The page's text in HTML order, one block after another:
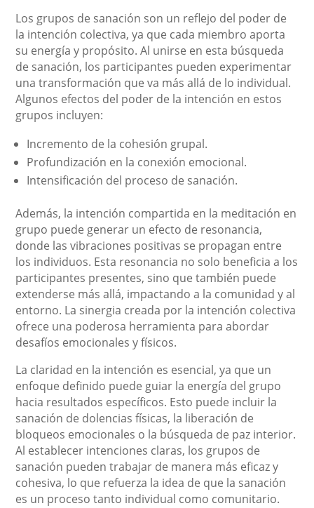
Los grupos de sanación son un reflejo del poder de
la intención colectiva, ya que cada miembro aporta
su energía y propósito. Al unirse en esta búsqueda
de sanación, los participantes pueden experimentar
una transformación que va más allá de lo individual.
Algunos efectos del poder de la intención en estos
grupos incluyen:
Incremento de la cohesión grupal.
Profundización en la conexión emocional.
Intensificación del proceso de sanación.
Además, la intención compartida en la meditación en
grupo puede generar un efecto de resonancia,
donde las vibraciones positivas se propagan entre
los individuos. Esta resonancia no solo beneficia a los
participantes presentes, sino que también puede
extenderse más allá, impactando a la comunidad y al
entorno. La sinergia creada por la intención colectiva
ofrece una poderosa herramienta para abordar
desafíos emocionales y físicos.
La claridad en la intención es esencial, ya que un
enfoque definido puede guiar la energía del grupo
hacia resultados específicos. Esto puede incluir la
sanación de dolencias físicas, la liberación de
bloqueos emocionales o la búsqueda de paz interior.
Al establecer intenciones claras, los grupos de
sanación pueden trabajar de manera más eficaz y
cohesiva, lo que refuerza la idea de que la sanación
es un proceso tanto individual como comunitario.